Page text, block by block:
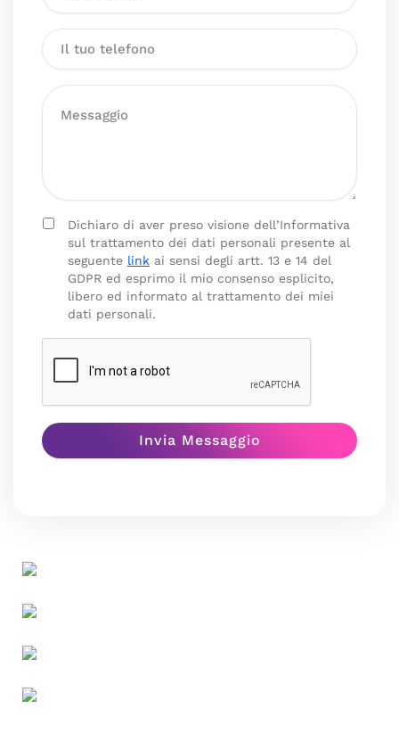
Dichiaro di aver preso visione dell’Informativa
sul trattamento dei dati personali presente al
seguente link ai sensi degli artt. 13 e 14 del
GDPR ed esprimo il mio consenso esplicito,
libero ed informato al trattamento dei miei
dati personali.